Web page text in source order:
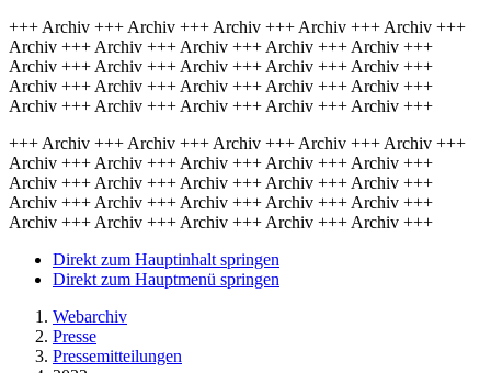
+++ Archiv +++ Archiv +++ Archiv +++ Archiv +++ Archiv +++
Archiv +++ Archiv +++ Archiv +++ Archiv +++ Archiv +++
Archiv +++ Archiv +++ Archiv +++ Archiv +++ Archiv +++
Archiv +++ Archiv +++ Archiv +++ Archiv +++ Archiv +++
Archiv +++ Archiv +++ Archiv +++ Archiv +++ Archiv +++
+++ Archiv +++ Archiv +++ Archiv +++ Archiv +++ Archiv +++
Archiv +++ Archiv +++ Archiv +++ Archiv +++ Archiv +++
Archiv +++ Archiv +++ Archiv +++ Archiv +++ Archiv +++
Archiv +++ Archiv +++ Archiv +++ Archiv +++ Archiv +++
Archiv +++ Archiv +++ Archiv +++ Archiv +++ Archiv +++
Direkt zum Hauptinhalt springen
Direkt zum Hauptmenü springen
Webarchiv
Presse
Pressemitteilungen